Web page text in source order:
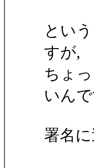
とい
すが,
ちょ
いん
署名